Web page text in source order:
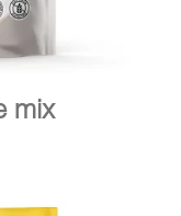
mix